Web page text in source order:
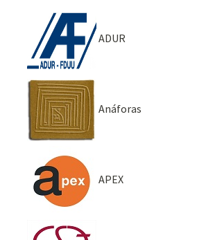
ADUR
Anáforas
APEX